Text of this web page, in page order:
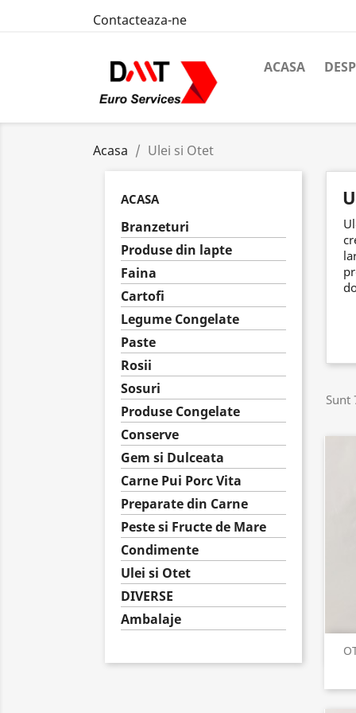
Contacteaza-ne
ACASA
Acasa Ulei si Otet
ACASA
Branzeturi
Produse din lapte
Faina
Cartofi
Legume Congelate
Paste
Rosii
Sosuri
Produse Congelate
Conserve
Gem si Dulceata
Carne Pui Porc Vita
Preparate din Carne
Peste si Fructe de Mare
Condimente
Ulei si Otet
DIVERSE
Ambalaje
Sunt